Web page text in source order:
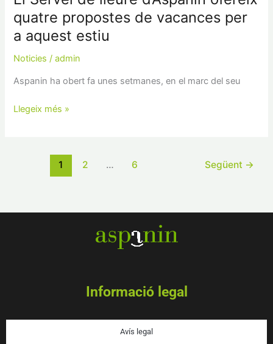
quatre propostes de vacances per
a aquest estiu
Noticies /admin
Aspanin ha obert fa unes setmanes, en el marc del seu
Llegeix més »
1 2 … 6 Següent →
Informació legal
Avís legal